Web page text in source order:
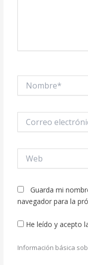
electrónico*
Guarda mi
navegador para la
He leído y acepto
Información básica